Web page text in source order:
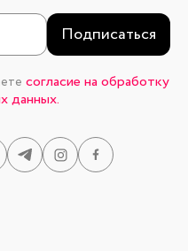
Подписаться
согласие на обработку
данных.